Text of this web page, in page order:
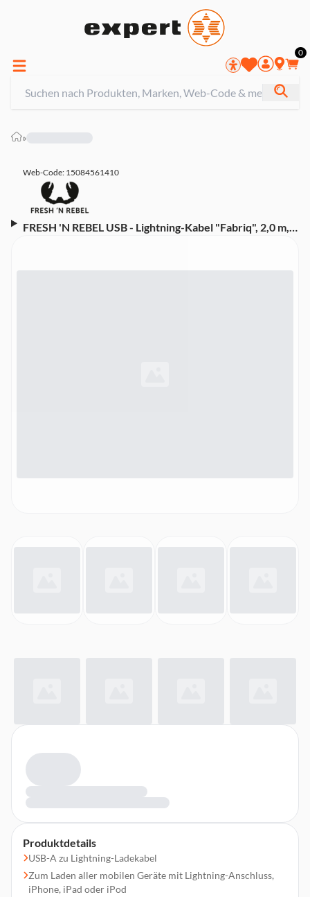
0
»
Web-Code: 15084561410
FRESH 'N REBEL USB - Lightning-Kabel "Fabriq", 2,0 m,
Produktdetails
USB-A zu Lightning-Ladekabel
Zum Laden aller mobilen Geräte mit Lightning-Anschluss,
iPhone, iPad oder iPod